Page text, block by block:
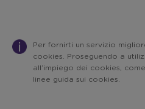
Per fornirti un servizio
cookies. Proseguendo a
all’impiego dei cookies,
linee guida sui cookies.